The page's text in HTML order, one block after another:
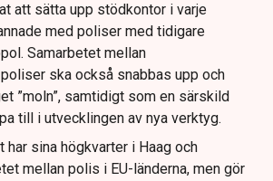
att sätta upp stödkontor i varje
med poliser med tidigare
Samarbetet mellan
ska också snabbas upp och
”moln”, samtidigt som en särskild
till i utvecklingen av nya verktyg.
har sina högkvarter i Haag och
mellan polis i EU-länderna, men gör